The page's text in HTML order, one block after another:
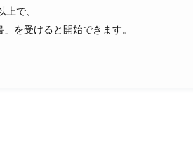
で、
を受けると開始できます。